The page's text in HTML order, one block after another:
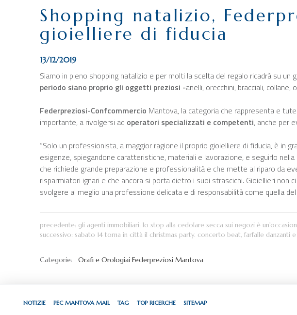
Shopping natalizio,
gioielliere di fiducia
13/12/2019
Siamo in pieno shopping natalizio e per molti la scelta del regalo ricadrà su un
periodo siano proprio gli oggetti preziosi -anelli, orecchini, bracciali,
Federpreziosi-Confcommercio Mantova, la categoria che rappresenta e
importante, a rivolgersi ad operatori specializzati e competenti, anche per
“Solo un professionista, a maggior ragione il proprio gioielliere di fiducia, è in
esigenze, spiegandone caratteristiche, materiali e lavorazione, e seguirlo
che richiede grande preparazione e professionalità e che mette al riparo da
risparmiatori ignari e che ancora si porta dietro i suoi strascichi. Gioiellieri
svolgere al meglio una professione delicata e di responsabilità come quella del
precedente: gli agenti immobiliari: lo stop alla cedolare secca sui negozi è
successivo: sabato 14 torna in città il christmas party. concerto beat, farfalle danzanti
Categorie: Orafi e Orologiai Federpreziosi Mantova
NOTIZIE PEC MANTOVA MAIL TAG TOP RICERCHE SITEMAP